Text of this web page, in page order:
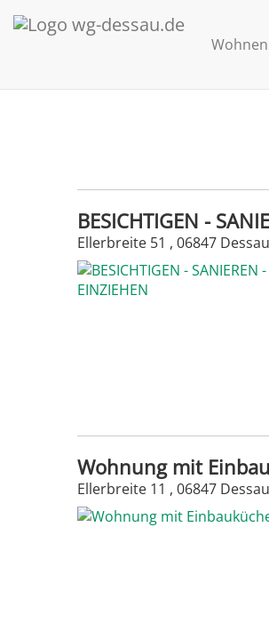
Wohnen
BESICHTIGEN -
Ellerbreite 51 , 06847
Wohnung mit
Ellerbreite 11 , 06847